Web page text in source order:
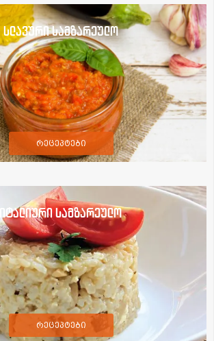
სლავური სამზარეულო
რეცეპტები
იტალიური სამზარეულო
რეცეპტები